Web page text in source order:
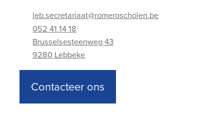
Adres
Brusselsesteenweg 43
9280 Lebbeke
Telefoonnummer
052 41 14 18
E-mailadres
leb.secretariaat@romeroscholen.be
Contacteer ons